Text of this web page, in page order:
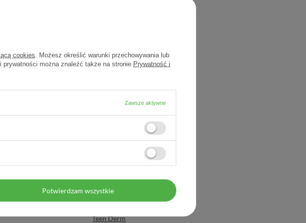
Opaski
Opatrunki
Plastry
Bandaże elastyczne
Inventum
Isispharma
Ruboril
Teen Derm
cookies . Możesz określić warunki przechowywania lub
prywatności można znaleźć także na stronie Prywatność i
Zawsze aktywne
Potwierdzam wszystkie